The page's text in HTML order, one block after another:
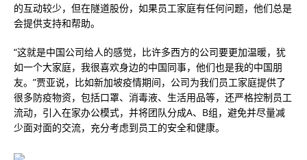
的互动较少，但在隧道股份，如果员工家庭有任何问题，他们总是
会提供支持和帮助。
“这就是中国公司给人的感觉，比许多西方的公司要更加温暖，犹
如一个大家庭，我很喜欢身边的中国同事，他们也是我的中国朋
友。”贾亚说，比如新加坡疫情期间，公司为我们员工家庭提供了
很多防疫物资，包括口罩、消毒液、生活用品等，还严格控制员工
流动，引入在家办公模式，并将团队分成A、B组，避免并尽量减
少面对面的交流，充分考虑到员工的安全和健康。